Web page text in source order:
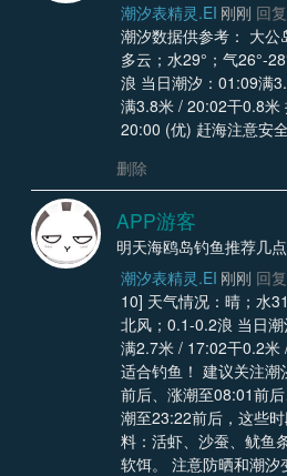
潮汐表精灵.EI 刚刚 回
潮汐数据供参考： 大公
多云；水29°；气26°-
浪 当日潮汐：01:09满
满3.8米 / 20:02干0.8米
20:00 (优) 赶海注意安
删除
APP游客
明天海鸥岛钓鱼推荐几
潮汐表精灵.EI 刚刚 回
10] 天气情况：晴；水
北风；0.1-0.2浪 当日
满2.7米 / 17:02干0.2米 /
适合钓鱼！ 建议关注
前后、涨潮至08:01前
潮至23:22前后，这些
料：活虾、沙蚕、鱿鱼
软饵。 注意防晒和潮汐